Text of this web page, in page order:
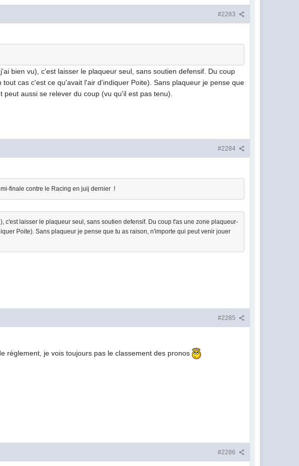
#2283
bien vu), c'est laisser le plaqueur seul, sans soutien defensif. Du coup
cas c'est ce qu'avait l'air d'indiquer Poite). Sans plaqueur je pense que
aussi se relever du coup (vu qu'il est pas tenu).
#2284
finale contre le Racing en juij dernier !
laisser le plaqueur seul, sans soutien defensif. Du coup t'as une zone plaqueur-
Poite). Sans plaqueur je pense que tu as raison, n'importe qui peut venir jouer
#2285
règlement, je vois toujours pas le classement des pronos
#2286